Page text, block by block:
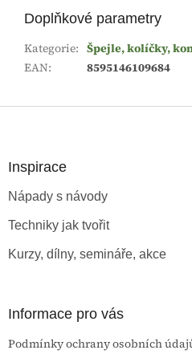
Doplňkové parametry
Kategorie: Špejle, kolíčky,
EAN: 8595146109684
Inspirace
Nápady s návody
Techniky jak tvořit
Kurzy, dílny, semináře, akce
Informace pro vás
Podmínky ochrany osobních